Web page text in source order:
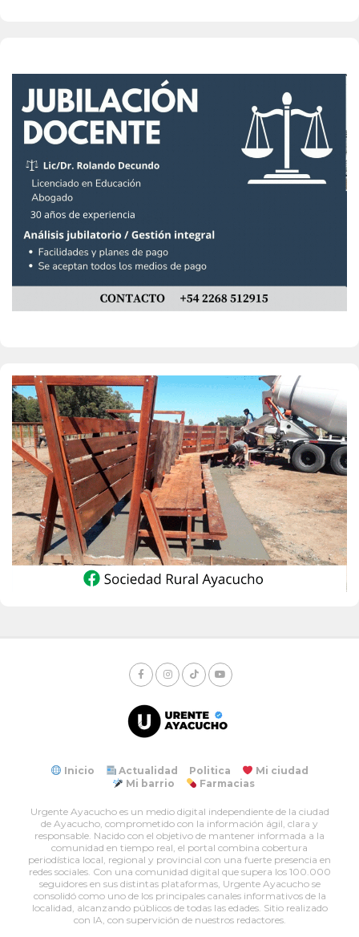
Inicio Actualidad Politica
Mi ciudad
Mi barrio
Farmacias
Urgente Ayacucho es un medio digital independiente de la ciudad
de Ayacucho, comprometido con la información ágil, clara y
responsable. Nacido con el objetivo de mantener informada a la
comunidad en tiempo real, el portal combina cobertura
periodística local, regional y provincial con una fuerte presencia en
redes sociales. Con una comunidad digital que supera los 100.000
seguidores en sus distintas plataformas, Urgente Ayacucho se
consolidó como uno de los principales canales informativos de la
localidad, alcanzando públicos de todas las edades. Sitio realizado
con IA, con supervición de nuestros redactores.